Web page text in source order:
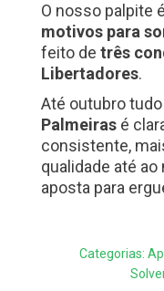
O nosso palpite
motivos para
feito de três
Libertadores.
Até outubro
Palmeiras é
consistente,
qualidade até
aposta para
Categorias: